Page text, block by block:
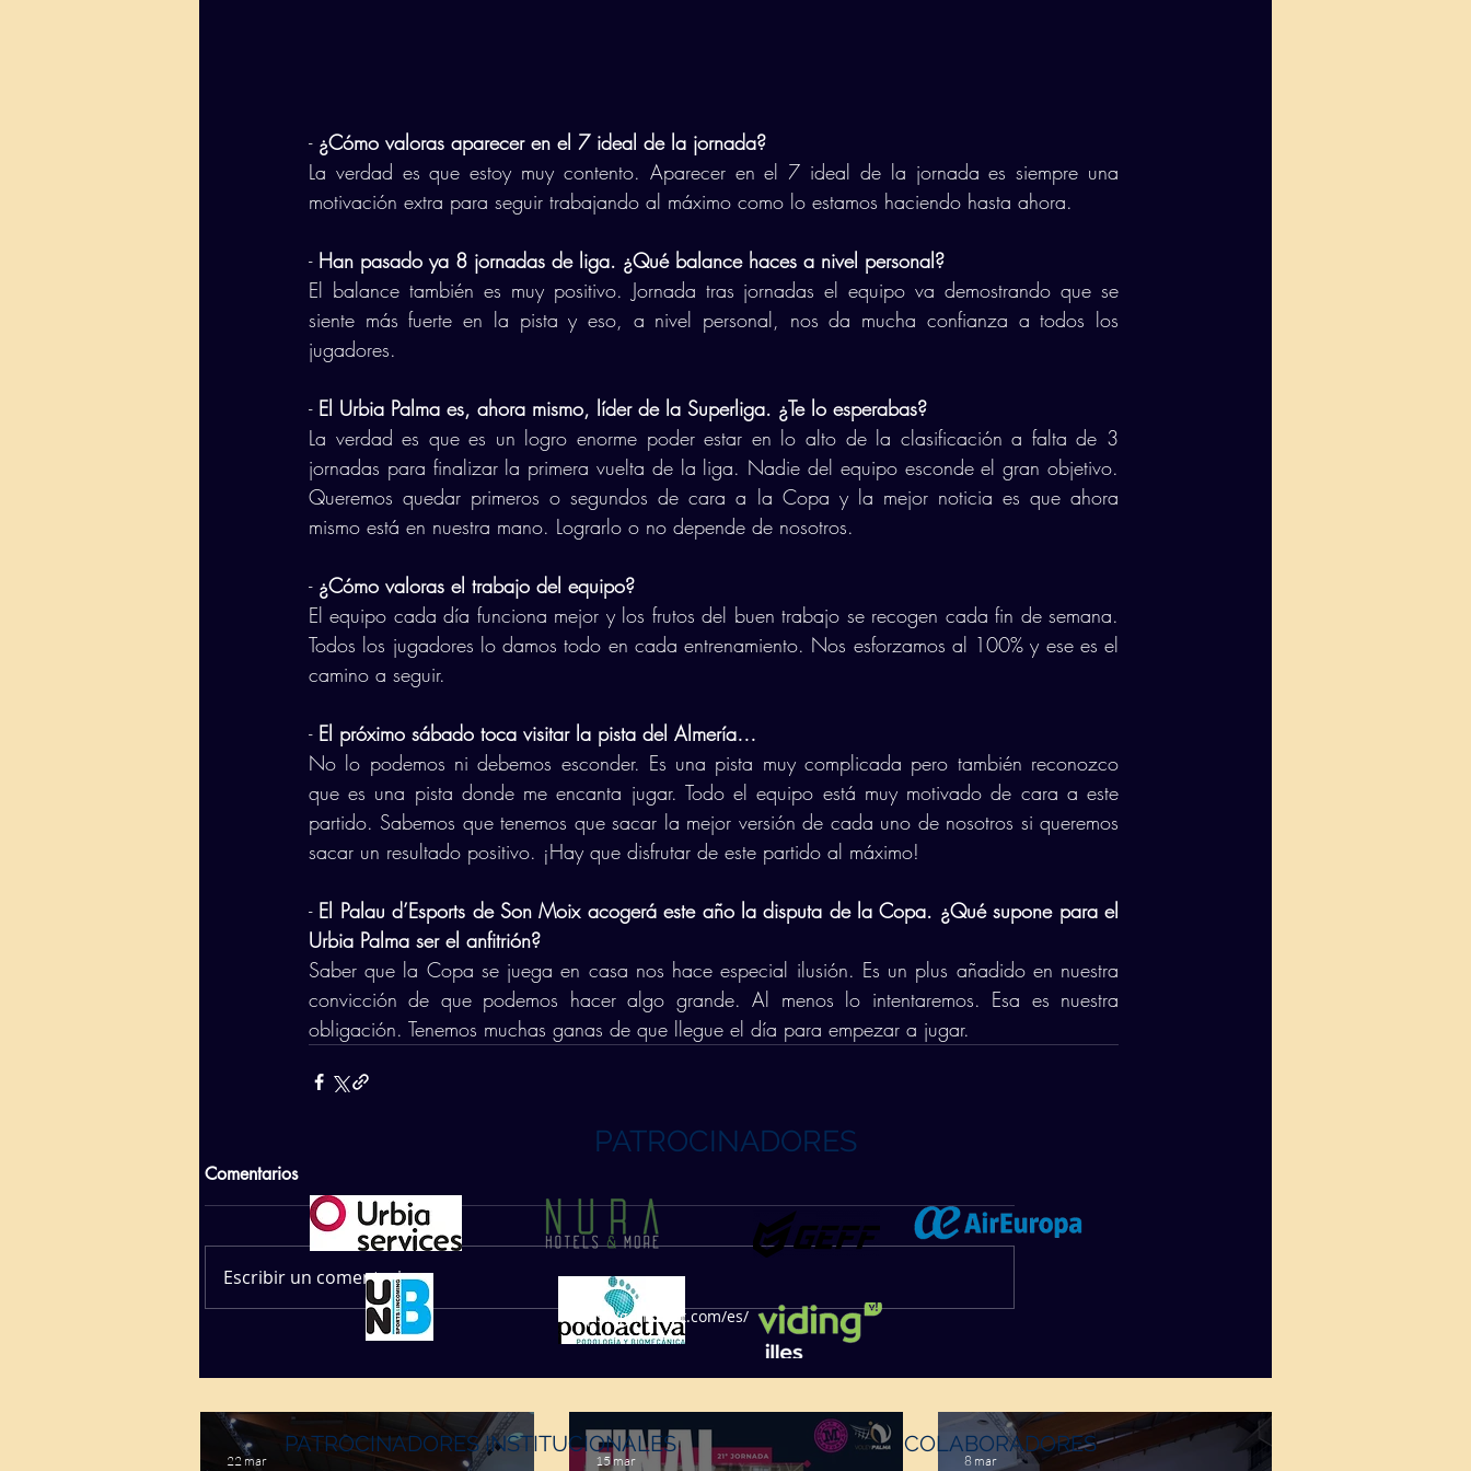
- ¿Cómo valoras aparecer en el 7 ideal de la jornada?
La verdad es que estoy muy contento. Aparecer en el 7 ideal de la jornada es siempre una
motivación extra para seguir trabajando al máximo como lo estamos haciendo hasta ahora.
- Han pasado ya 8 jornadas de liga. ¿Qué balance haces a nivel personal?
El balance también es muy positivo. Jornada tras jornadas el equipo va demostrando que se
siente más fuerte en la pista y eso, a nivel personal, nos da mucha confianza a todos los
jugadores.
- El Urbia Palma es, ahora mismo, líder de la Superliga. ¿Te lo esperabas?
La verdad es que es un logro enorme poder estar en lo alto de la clasificación a falta de 3
jornadas para finalizar la primera vuelta de la liga. Nadie del equipo esconde el gran objetivo.
Queremos quedar primeros o segundos de cara a la Copa y la mejor noticia es que ahora
mismo está en nuestra mano. Lograrlo o no depende de nosotros.
- ¿Cómo valoras el trabajo del equipo?
El equipo cada día funciona mejor y los frutos del buen trabajo se recogen cada fin de semana.
Todos los jugadores lo damos todo en cada entrenamiento. Nos esforzamos al 100% y ese es el
camino a seguir.
- El próximo sábado toca visitar la pista del Almería…
No lo podemos ni debemos esconder. Es una pista muy complicada pero también reconozco
que es una pista donde me encanta jugar. Todo el equipo está muy motivado de cara a este
partido. Sabemos que tenemos que sacar la mejor versión de cada uno de nosotros si queremos
sacar un resultado positivo. ¡Hay que disfrutar de este partido al máximo!
- El Palau d’Esports de Son Moix acogerá este año la disputa de la Copa. ¿Qué supone para el
Urbia Palma ser el anfitrión?
Saber que la Copa se juega en casa nos hace especial ilusión. Es un plus añadido en nuestra
convicción de que podemos hacer algo grande. Al menos lo intentaremos. Esa es nuestra
obligación. Tenemos muchas ganas de que llegue el día para empezar a jugar.
Comentarios
Escribir un comentario...
22 mar 15 mar 8 mar
PATROCINADORES
PATROCINADORES INSTITUCIONALES COLABORADORES
https://geffsport.com/es/